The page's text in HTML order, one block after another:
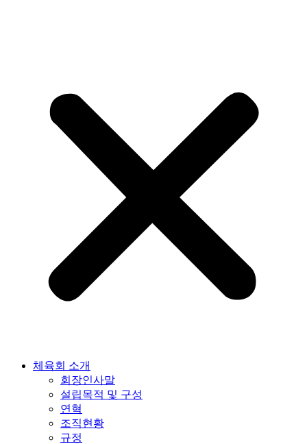
체육회 소개
회장인사말
설립목적 및 구성
연혁
조직현황
규정